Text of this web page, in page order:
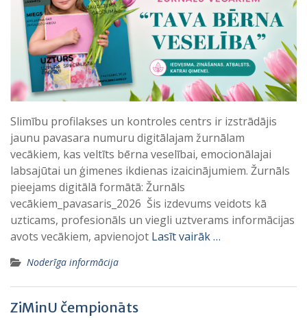
Slimību profilakses un kontroles centrs ir izstrādājis
jaunu pavasara numuru digitālajam žurnālam
vecākiem, kas veltīts bērna veselībai, emocionālajai
labsajūtai un ģimenes ikdienas izaicinājumiem. Žurnāls
pieejams digitālā formātā: Žurnāls
vecākiem_pavasaris_2026 Šis izdevums veidots kā
uzticams, profesionāls un viegli uztverams informācijas
avots vecākiem, apvienojot Lasīt vairāk …
Noderīga informācija
ZiMinU čempionāts